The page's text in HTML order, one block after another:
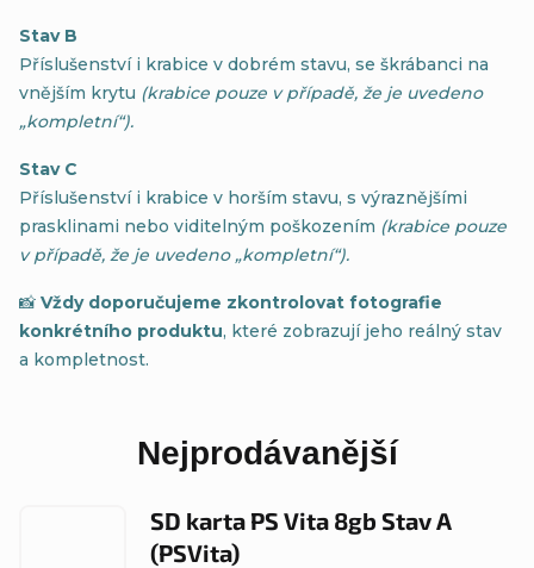
Stav B
Příslušenství i krabice v dobrém stavu, se škrábanci na
vnějším krytu (krabice pouze v případě, že je uvedeno
„kompletní“).
Stav C
Příslušenství i krabice v horším stavu, s výraznějšími
prasklinami nebo viditelným poškozením (krabice pouze
v případě, že je uvedeno „kompletní“).
📸 Vždy doporučujeme zkontrolovat fotografie
konkrétního produktu, které zobrazují jeho reálný stav
a kompletnost.
Nejprodávanější
SD karta PS Vita 8gb Stav A
(PSVita)